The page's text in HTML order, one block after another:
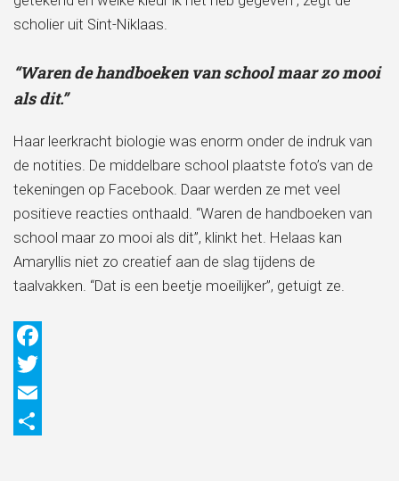
scholier uit Sint-Niklaas.
“Waren de handboeken van school maar zo mooi
als dit.”
Haar leerkracht biologie was enorm onder de indruk van
de notities. De middelbare school plaatste foto’s van de
tekeningen op Facebook. Daar werden ze met veel
positieve reacties onthaald. “Waren de handboeken van
school maar zo mooi als dit”, klinkt het. Helaas kan
Amaryllis niet zo creatief aan de slag tijdens de
taalvakken. “Dat is een beetje moeilijker”, getuigt ze.
Facebook
Twitter
Email